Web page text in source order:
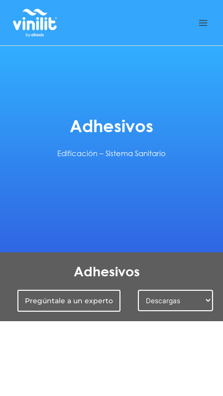
contenido
Adhesivos
Edificación – Sistema Sanitario
Adhesivos
Pregúntale a un experto